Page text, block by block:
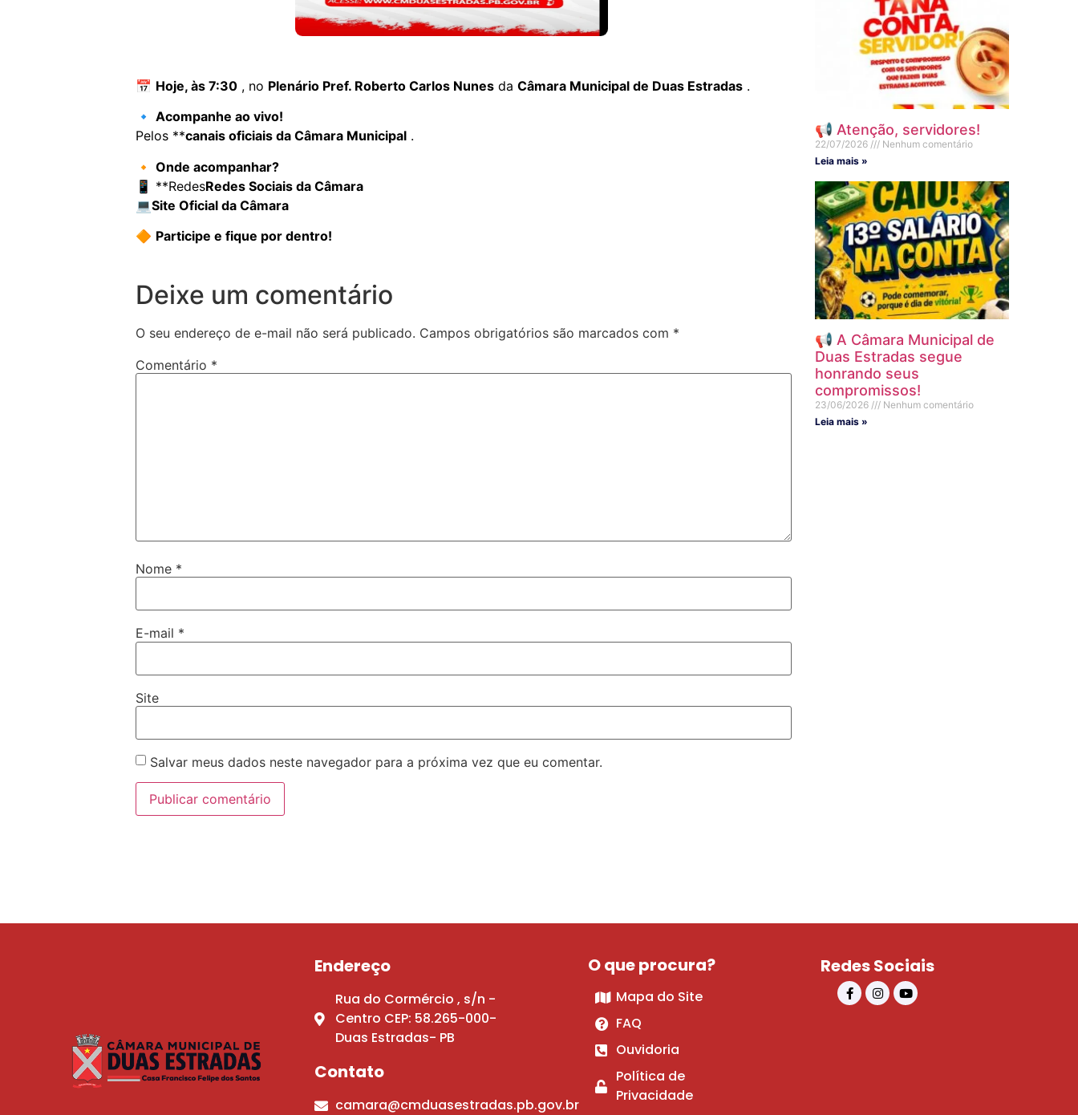
📅 Hoje, às 7:30 , no Plenário Pref. Roberto Carlos Nunes daCâmara Municipal de Duas Estradas .
🔹Acompanhe ao vivo!
Pelos **canais oficiais da Câmara Municipal .
🔸Onde acompanhar?
📱 **RedesRedes Sociais da Câmara
💻Site Oficial da Câmara
🔶 Participe e fique por dentro!
Deixe um comentário
O seu endereço de e-mail não será publicado. Campos obrigatórios são marcados com *
Comentário *
Nome *
E-mail *
Site
Salvar meus dados neste navegador para a próxima vez que eu comentar.
📢 Atenção, servidores!
22/07/2026
Nenhum comentário
Leia mais »
📢 A Câmara Municipal de
Duas Estradas segue
honrando seus
compromissos!
23/06/2026
Nenhum comentário
Leia mais »
Endereço
Rua do Cormércio , s/n -
Centro CEP: 58.265-000-
Duas Estradas- PB
Contato
camara@cmduasestradas.pb.gov.br
O que procura?
Mapa do Site
FAQ
Ouvidoria
Política de
Privacidade
Redes Sociais